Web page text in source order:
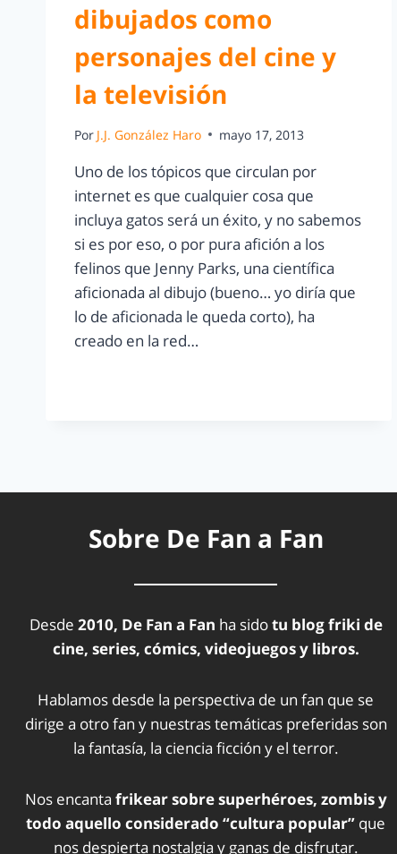
dibujados como
personajes del cine y
la televisión
Por J.J. González Haro mayo 17, 2013
Uno de los tópicos que circulan por
internet es que cualquier cosa que
incluya gatos será un éxito, y no sabemos
si es por eso, o por pura afición a los
felinos que Jenny Parks, una científica
aficionada al dibujo (bueno… yo diría que
lo de aficionada le queda corto), ha
creado en la red…
Sobre De Fan a Fan
Desde 2010, De Fan a Fan ha sidotu blog friki de
cine, series, cómics, videojuegos y libros.
Hablamos desde la perspectiva de un fan que se
dirige a otro fan y nuestras temáticas preferidas son
la fantasía, la ciencia ficción y el terror.
Nos encanta frikear sobre superhéroes, zombis y
todo aquello considerado “cultura popular” que
nos despierta nostalgia y ganas de disfrutar.